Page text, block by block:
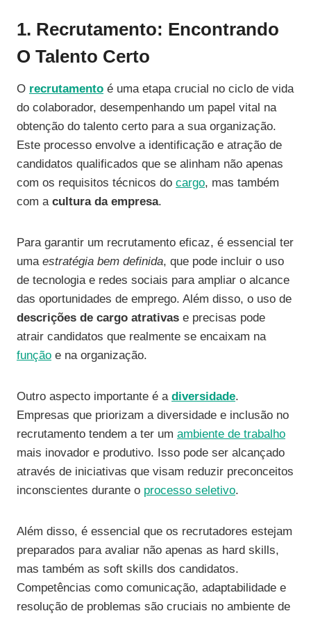
1. Recrutamento: Encontrando
O Talento Certo
O recrutamento é uma etapa crucial no ciclo de vida
do colaborador, desempenhando um papel vital na
obtenção do talento certo para a sua organização.
Este processo envolve a identificação e atração de
candidatos qualificados que se alinham não apenas
com os requisitos técnicos do cargo, mas também
com a cultura da empresa.
Para garantir um recrutamento eficaz, é essencial ter
uma estratégia bem definida, que pode incluir o uso
de tecnologia e redes sociais para ampliar o alcance
das oportunidades de emprego. Além disso, o uso de
descrições de cargo atrativas e precisas pode
atrair candidatos que realmente se encaixam na
função e na organização.
Outro aspecto importante é a diversidade.
Empresas que priorizam a diversidade e inclusão no
recrutamento tendem a ter um ambiente de trabalho
mais inovador e produtivo. Isso pode ser alcançado
através de iniciativas que visam reduzir preconceitos
inconscientes durante o processo seletivo.
Além disso, é essencial que os recrutadores estejam
preparados para avaliar não apenas as hard skills,
mas também as soft skills dos candidatos.
Competências como comunicação, adaptabilidade e
resolução de problemas são cruciais no ambiente de